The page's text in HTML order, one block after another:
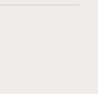
ein Foto